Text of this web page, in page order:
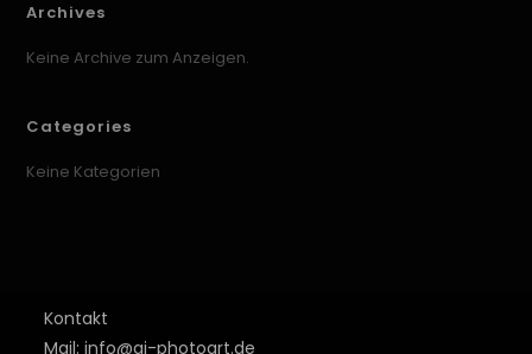
Archives
Keine Archive zum Anzeigen.
Categories
Keine Kategorien
Kontakt
Mail: info@aj-photoart.de